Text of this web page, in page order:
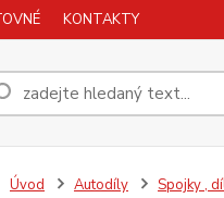
KONTAKTY
Úvod Autodíly Spojky ,